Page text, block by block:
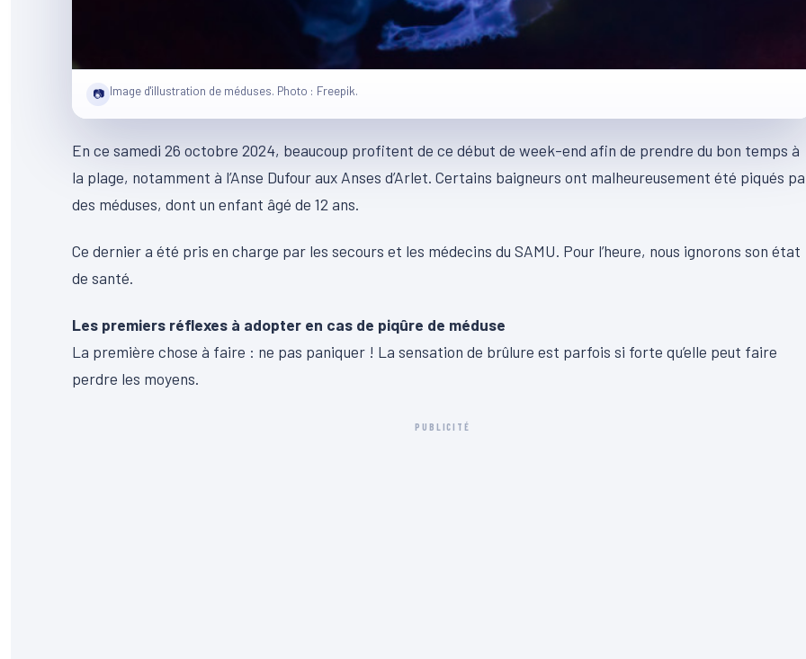
📷 Image d'illustration de méduses. Photo : Freepik.
En ce samedi 26 octobre 2024, beaucoup profitent de ce début de week-end afin de prendre du bon temps à
la plage, notamment à l’Anse Dufour aux Anses d’Arlet. Certains baigneurs ont malheureusement été piqués
des méduses, dont un enfant âgé de 12 ans.
Ce dernier a été pris en charge par les secours et les médecins du SAMU. Pour l’heure, nous ignorons son état
de santé.
Les premiers réflexes à adopter en cas de piqûre de méduse
La première chose à faire : ne pas paniquer ! La sensation de brûlure est parfois si forte qu’elle peut faire
perdre les moyens.
PUBLICITÉ